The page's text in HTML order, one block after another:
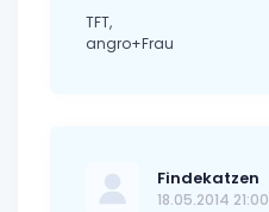
TFT,
angro+Frau
Findekatzen
18.05.2014 21:00